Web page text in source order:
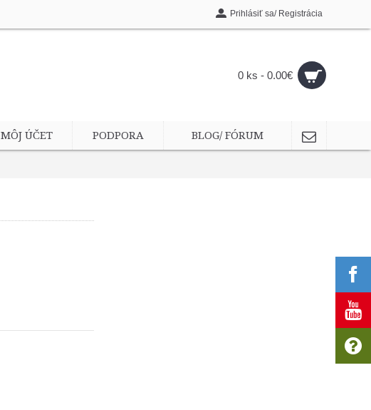
Prihlásiť sa/ Registrácia
0 ks - 0.00€
MÔJ ÚČET PODPORA BLOG/ FÓRUM